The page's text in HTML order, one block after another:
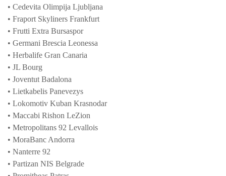
• Cedevita Olimpija Ljubljana
• Fraport Skyliners Frankfurt
• Frutti Extra Bursaspor
• Germani Brescia Leonessa
• Herbalife Gran Canaria
• JL Bourg
• Joventut Badalona
• Lietkabelis Panevezys
• Lokomotiv Kuban Krasnodar
• Maccabi Rishon LeZion
• Metropolitans 92 Levallois
• MoraBanc Andorra
• Nanterre 92
• Partizan NIS Belgrade